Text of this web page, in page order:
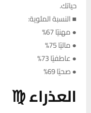
حياتك.
■ النسبة المئوية:
● مهنيًا 67%
● ماليًا 75%
● عاطفيًا 73%
● صحيًا 69%
العذراء ♍